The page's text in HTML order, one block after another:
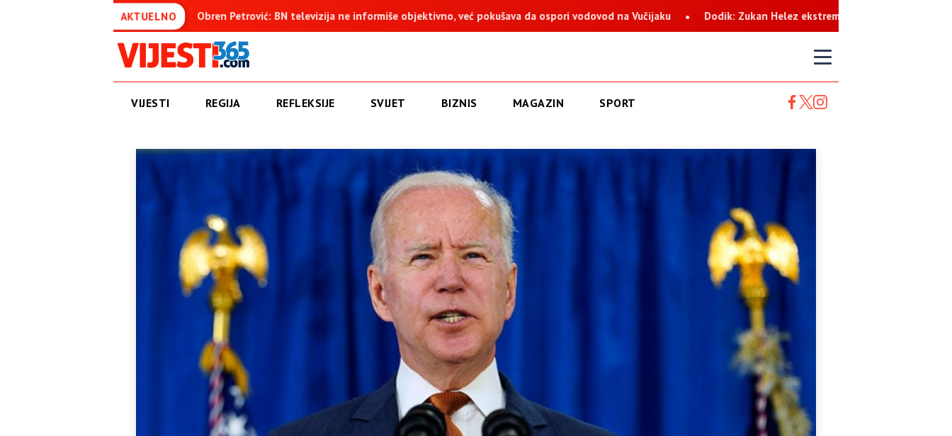
AKTUELNO
Obren Petrović: BN televizija ne informiše objektivno, već pokušava da ospori vodovod na Vučijaku Dodik: Zukan Helez ekstremista koji svaku priliku koristi za netrpeljivost prema
VIJESTI REGIJA REFLEKSIJE SVIJET BIZNIS MAGAZIN SPORT